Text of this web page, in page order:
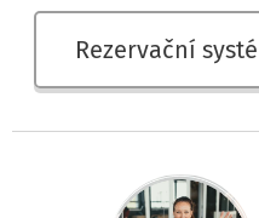
Rezervační